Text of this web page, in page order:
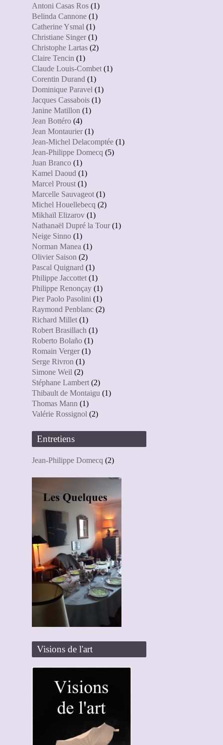
Antoni Casas Ros (1)
Belinda Cannone (1)
Catherine Ysmal (1)
Christiane Singer(1)
Christophe Lartas (2)
Claire Tencin (1)
Claude Louis-Combet (1)
Corentin Durand (1)
Dominique Paravel (1)
Jacques Cassabois (1)
Janine Matillon (1)
Jean Bottéro (4)
Jean Montaurier(1)
Jean-Michel Delacomptée (1)
Jean-Philippe Domecq (5)
Juan Branco (1)
Kamel Daoud (1)
Marcel Proust (1)
Marcelle Sauvageot (1)
Michel Houellebecq (2)
Mikhaïl Elizarov (1)
Nathanaël Dupré la Tour(1)
Neige Sinno (1)
Norman Manea (1)
Olivier Saison (2)
Pascal Quignard (1)
Philippe Jaccottet (1)
Philippe Renonçay (1)
Pier Paolo Pasolini (1)
Raymond Penblanc (2)
Richard Millet (1)
Robert Brasillach (1)
Roberto Bolaño (1)
Romain Verger(1)
Serge Rivron (1)
Simone Weil (2)
Stéphane Lambert (2)
Thibault de Montaigu (1)
Thomas Mann (1)
Valérie Rossignol (2)
Entretiens
Jean-Philippe Domecq (2)
Visions de l'art